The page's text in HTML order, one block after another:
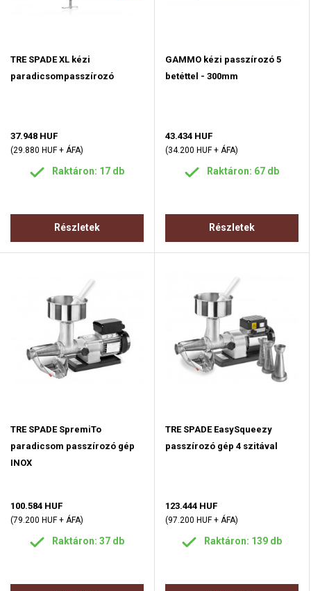
TRE SPADE XL kézi
paradicsompasszírozó
37.948 HUF
(29.880 HUF + ÁFA)
Raktáron: 17 db
Részletek
GAMMO kézi passzírozó 5
betéttel - 300mm
43.434 HUF
(34.200 HUF + ÁFA)
Raktáron: 67 db
Részletek
TRE SPADE SpremiTo
paradicsom passzírozó gép
INOX
100.584 HUF
(79.200 HUF + ÁFA)
Raktáron: 37 db
TRE SPADE EasySqueezy
passzírozó gép 4 szitával
123.444 HUF
(97.200 HUF + ÁFA)
Raktáron: 139 db